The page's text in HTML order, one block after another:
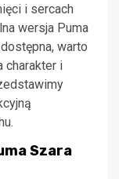
i sercach
wersja Puma
warto
charakter i
Szara